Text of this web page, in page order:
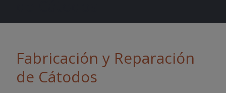
Fabricación y Reparación
de Cátodos